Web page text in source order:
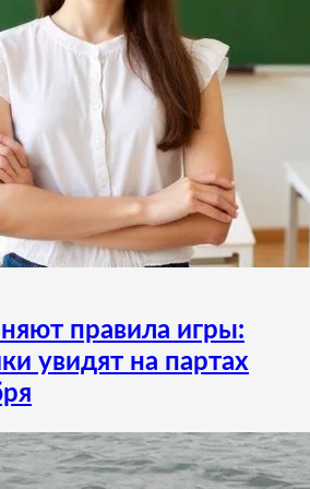
правила игры:
увидят на партах